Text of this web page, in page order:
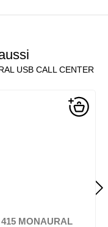
USB CALL CENTER
POLY MISSION 415